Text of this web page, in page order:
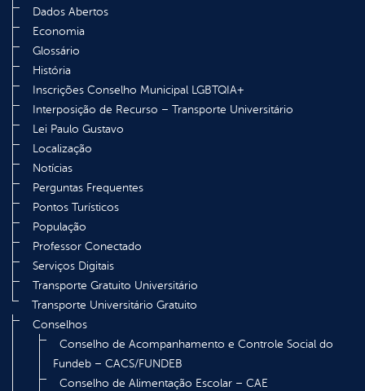
Dados Abertos
Economia
Glossário
História
Inscrições Conselho Municipal LGBTQIA+
Interposição de Recurso – Transporte Universitário
Lei Paulo Gustavo
Localização
Notícias
Perguntas Frequentes
Pontos Turísticos
População
Professor Conectado
Serviços Digitais
Transporte Gratuito Universitário
Transporte Universitário Gratuito
Conselhos
Conselho de Acompanhamento e Controle Social do
Fundeb – CACS/FUNDEB
Conselho de Alimentação Escolar – CAE